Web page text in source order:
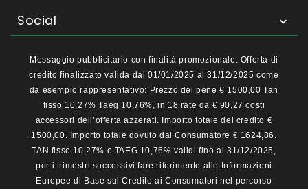
Social 
Messaggio pubblicitario con finalità promozionale. Offerta di
credito finalizzato valida dal 01/01/2025 al 31/12/2025 come
da esempio rappresentativo: Prezzo del bene € 1500,00 Tan
fisso 10,27% Taeg 10,76%, in 18 rate da € 90,27 costi
accessori dell’offerta azzerati. Importo totale del credito €
1500,00. Importo totale dovuto dal Consumatore € 1624,86.
TAN fisso 10,27% e TAEG 10,76% validi fino al 31/12/2025,
per i trimestri successivi fare riferimento alle Informazioni
Europee di Base sul Credito ai Consumatori nel percorso